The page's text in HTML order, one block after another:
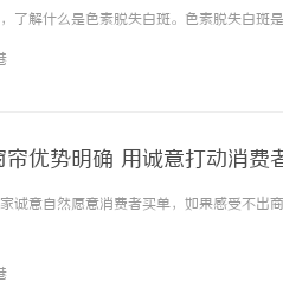
了解什么是色素脱失白斑。色素脱失白斑
位。它可能由遗传因素、自身免疫疾病、
帘优势明确 用诚意打动消费
诚意自然愿意消费者买单，如果感受不出